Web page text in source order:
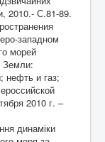
2010.- С.81-89.
западном
морей
Земли:
нефть и газ;
2010 г. –
динаміки